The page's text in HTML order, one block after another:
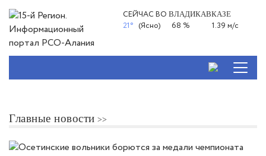
СЕЙЧАС ВОВЛАДИКАВКАЗЕ
21° (Ясно) 68 % 1.39 м/с
Главные новости